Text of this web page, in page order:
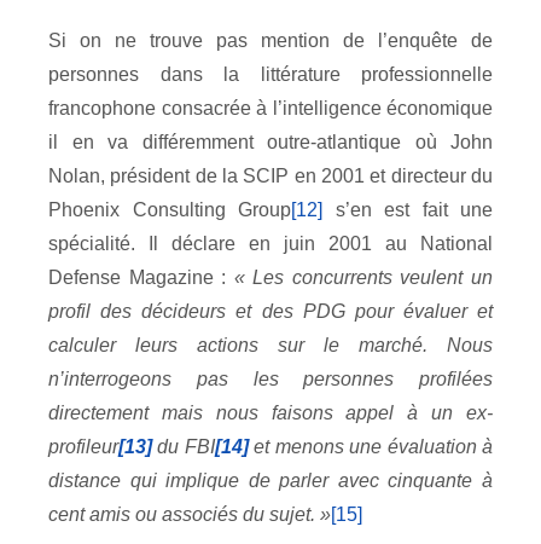
Si on ne trouve pas mention de l’enquête de
personnes dans la littérature professionnelle
francophone consacrée à l’intelligence économique
il en va différemment outre-atlantique où John
Nolan, président de la SCIP en 2001 et directeur du
Phoenix Consulting Group[12]
s’en est fait une
spécialité. Il déclare en juin 2001 au National
Defense Magazine : « Les concurrents veulent un
profil des décideurs et des PDG pour évaluer et
calculer leurs actions sur le marché. Nous
n’interrogeons pas les personnes profilées
directement mais nous faisons appel à un ex-
profileur[13]du FBI[14]et menons une évaluation à
distance qui implique de parler avec cinquante à
cent amis ou associés du sujet. »[15]